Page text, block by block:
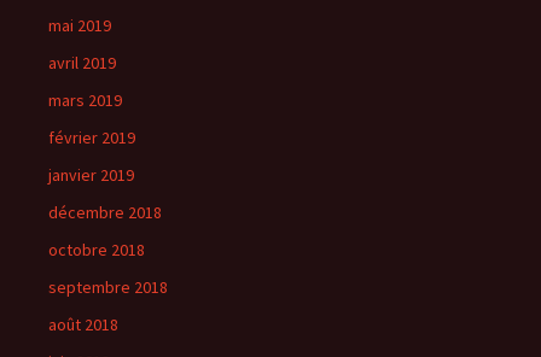
mai 2019
avril 2019
mars 2019
février 2019
janvier 2019
décembre 2018
octobre 2018
septembre 2018
août 2018